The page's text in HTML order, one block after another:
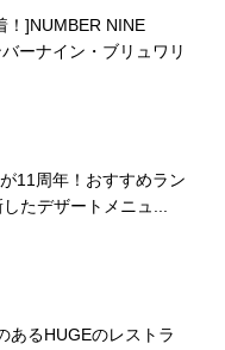
！]NUMBER NINE
ーナイン・ブリュワリ
11周年！おすすめラン
たデザートメニュ...
あるHUGEのレストラ